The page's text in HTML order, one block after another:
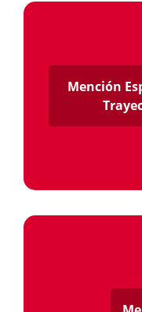
Mención